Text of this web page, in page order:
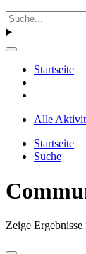
Startseite
Alle
Startseite
Suche
Zeige